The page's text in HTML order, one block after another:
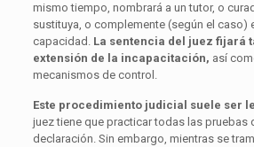
mismo tiempo, nombrará a un tutor, o
sustituya, o complemente (según el caso)
capacidad. La sentencia del juez fijará
extensión de la incapacitación, así
mecanismos de control.
Este procedimiento judicial suele ser
juez tiene que practicar todas las pruebas
declaración. Sin embargo, mientras se